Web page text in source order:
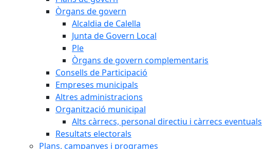
Òrgans de govern
Alcaldia de Calella
Junta de Govern Local
Ple
Òrgans de govern complementaris
Consells de Participació
Empreses municipals
Altres administracions
Organització municipal
Alts càrrecs, personal directiu i càrrecs eventuals
Resultats electorals
Plans, campanyes i programes